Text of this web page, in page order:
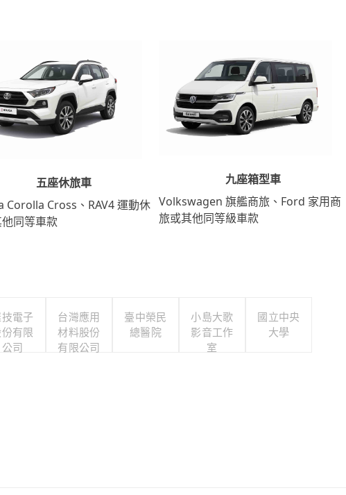
五座休旅車
Corolla Cross、RAV4 運動休
同等車款
九座箱型車
Volkswagen 旗艦商旅、Ford 家用商
旅或其他同等級車款
電子
有限
公司
台灣應用
材料股份
有限公司
臺中榮民
總醫院
小島大歌
影音工作
室
國立中央
大學